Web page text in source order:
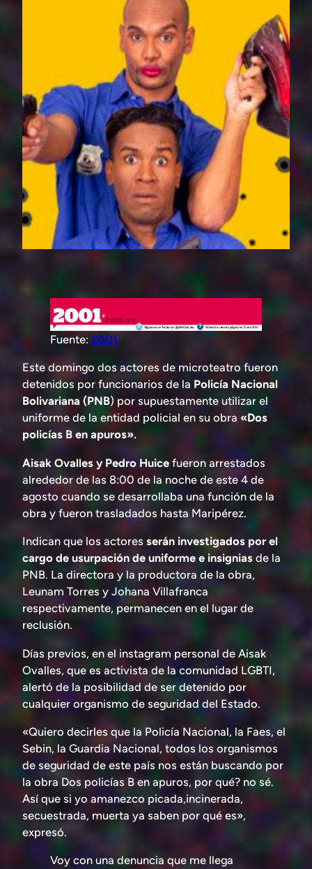
Fuente:2001
Este domingo dos actores de microteatro fueron
detenidos por funcionarios de la Policía Nacional
Bolivariana (PNB) por supuestamente utilizar el
uniforme de la entidad policial en su obra «Dos
policías B en apuros».
Aisak Ovalles y Pedro Huice fueron arrestados
alrededor de las 8:00 de la noche de este 4 de
agosto cuando se desarrollaba una función de la
obra y fueron trasladados hasta Maripérez.
Indican que los actores serán investigados por el
cargo de usurpación de uniforme e insignias de la
PNB. La directora y la productora de la obra,
Leunam Torres y Johana Villafranca
respectivamente, permanecen en el lugar de
reclusión.
Días previos, en el instagram personal de Aisak
Ovalles, que es activista de la comunidad LGBTI,
alertó de la posibilidad de ser detenido por
cualquier organismo de seguridad del Estado.
«Quiero decirles que la Policía Nacional, la Faes, el
Sebin, la Guardia Nacional, todos los organismos
de seguridad de este país nos están buscando por
la obra Dos policías B en apuros, por qué? no sé.
Así que si yo amanezco picada,incinerada,
secuestrada, muerta ya saben por qué es»,
expresó.
Voy con una denuncia que me llega